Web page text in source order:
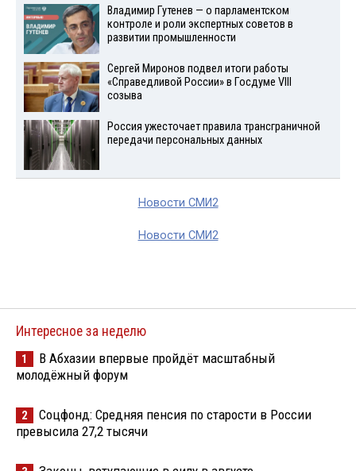
Владимир Гутенев — о парламентском
контроле и роли экспертных советов в
развитии промышленности
Сергей Миронов подвел итоги работы
«Справедливой России» в Госдуме VIII
созыва
Россия ужесточает правила трансграничной
передачи персональных данных
Новости СМИ2
Новости СМИ2
Интересное за неделю
1
В Абхазии впервые пройдёт масштабный
молодёжный форум
2
Соцфонд: Средняя пенсия по старости в России
превысила 27,2 тысячи